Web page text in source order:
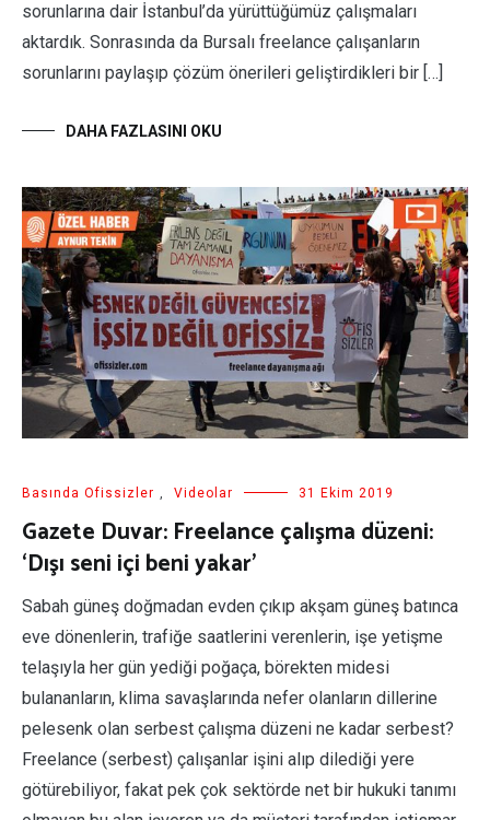
sorunlarına dair İstanbul’da yürüttüğümüz çalışmaları
aktardık. Sonrasında da Bursalı freelance çalışanların
sorunlarını paylaşıp çözüm önerileri geliştirdikleri bir […]
DAHA FAZLASINI OKU
Basında Ofissizler , Videolar 31 Ekim 2019
Gazete Duvar: Freelance çalışma düzeni:
‘Dışı seni içi beni yakar’
Sabah güneş doğmadan evden çıkıp akşam güneş batınca
eve dönenlerin, trafiğe saatlerini verenlerin, işe yetişme
telaşıyla her gün yediği poğaça, börekten midesi
bulananların, klima savaşlarında nefer olanların dillerine
pelesenk olan serbest çalışma düzeni ne kadar serbest?
Freelance (serbest) çalışanlar işini alıp dilediği yere
götürebiliyor, fakat pek çok sektörde net bir hukuki tanımı